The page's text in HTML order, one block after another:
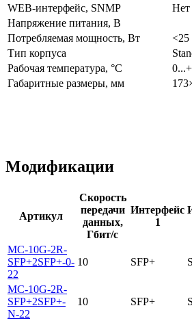
WEB-интерфейс, SNMP
Нет
Напряжение питания, В
Потребляемая мощность, Вт
<25
Тип корпуса
Рабочая температура, °С
Габаритные размеры, мм
Модификации
Артикул
Скорость
передачи
данных,
Гбит/с
Интерфейс
1
MC-10G-2R-
SFP+2SFP+-0-
22
10 SFP+
MC-10G-2R-
SFP+2SFP+-
N-22
10 SFP+